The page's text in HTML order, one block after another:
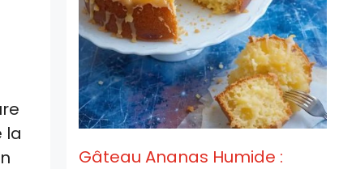
la
Gâteau Ananas Humide :